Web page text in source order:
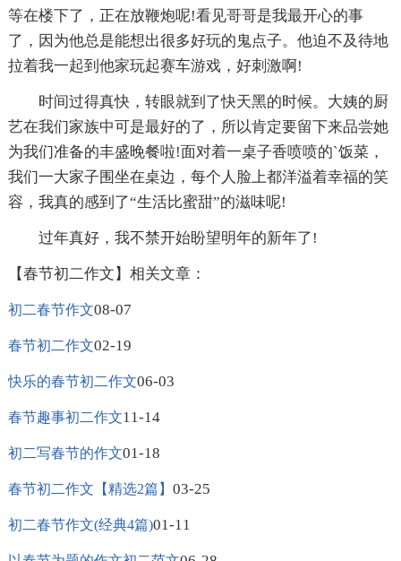
等在楼下了，正在放鞭炮呢!看见哥哥是我最开心的事
了，因为他总是能想出很多好玩的鬼点子。他迫不及待地
拉着我一起到他家玩起赛车游戏，好刺激啊!
时间过得真快，转眼就到了快天黑的时候。大姨的厨
艺在我们家族中可是最好的了，所以肯定要留下来品尝她
为我们准备的丰盛晚餐啦!面对着一桌子香喷喷的`饭菜，
我们一大家子围坐在桌边，每个人脸上都洋溢着幸福的笑
容，我真的感到了“生活比蜜甜”的滋味呢!
过年真好，我不禁开始盼望明年的新年了!
【春节初二作文】相关文章：
初二春节作文08-07
春节初二作文02-19
快乐的春节初二作文06-03
春节趣事初二作文11-14
初二写春节的作文01-18
春节初二作文【精选2篇】 03-25
初二春节作文(经典4篇)01-11